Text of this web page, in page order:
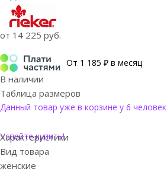
от 14 225 руб.
От 1 185 ₽ в месяц
В наличии
Таблица размеров
Данный товар уже в корзине у 6 человек
Успейте купить!
Характеристики
Вид товара
женские